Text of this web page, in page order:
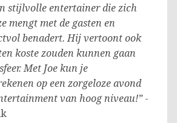
stijlvolle entertainer die zich
mengt met de gasten en
benadert. Hij vertoont ook
koste zouden kunnen gaan
Met Joe kun je
op een zorgeloze avond
van hoog niveau!”-